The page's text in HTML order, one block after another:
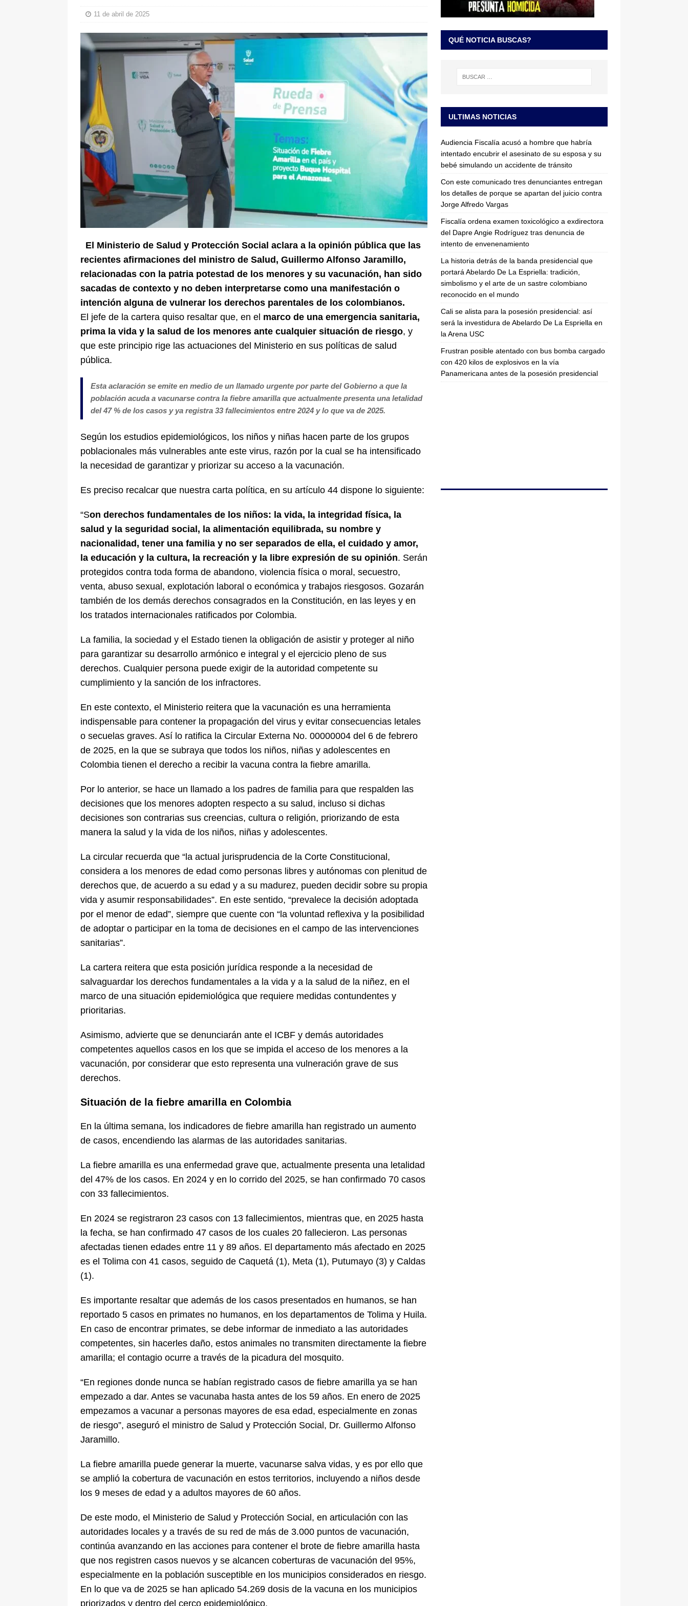
De La Espriella en la Arena USC LO ÚLTIMO
11 de abril de 2025
El Ministerio de Salud y Protección Social aclara a la opinión pública que las
recientes afirmaciones del ministro de Salud, Guillermo Alfonso Jaramillo,
relacionadas con la patria potestad de los menores y su vacunación, han sido
sacadas de contexto y no deben interpretarse como una manifestación o
intención alguna de vulnerar los derechos parentales de los colombianos.
El jefe de la cartera quiso resaltar que, en el marco de una emergencia sanitaria,
prima la vida y la salud de los menores ante cualquier situación de riesgo, y
que este principio rige las actuaciones del Ministerio en sus políticas de salud
pública.
Esta aclaración se emite en medio de un llamado urgente por parte del Gobierno a que la
población acuda a vacunarse contra la fiebre amarilla que actualmente presenta una letalidad
del 47 % de los casos y ya registra 33 fallecimientos entre 2024 y lo que va de 2025.
Según los estudios epidemiológicos, los niños y niñas hacen parte de los grupos
poblacionales más vulnerables ante este virus, razón por la cual se ha intensificado
la necesidad de garantizar y priorizar su acceso a la vacunación.
Es preciso recalcar que nuestra carta política, en su artículo 44 dispone lo siguiente:
“Son derechos fundamentales de los niños: la vida, la integridad física, la
salud y la seguridad social, la alimentación equilibrada, su nombre y
nacionalidad, tener una familia y no ser separados de ella, el cuidado y amor,
la educación y la cultura, la recreación y la libre expresión de su opinión. Serán
protegidos contra toda forma de abandono, violencia física o moral, secuestro,
venta, abuso sexual, explotación laboral o económica y trabajos riesgosos. Gozarán
también de los demás derechos consagrados en la Constitución, en las leyes y en
los tratados internacionales ratificados por Colombia.
La familia, la sociedad y el Estado tienen la obligación de asistir y proteger al niño
para garantizar su desarrollo armónico e integral y el ejercicio pleno de sus
derechos. Cualquier persona puede exigir de la autoridad competente su
cumplimiento y la sanción de los infractores.
En este contexto, el Ministerio reitera que la vacunación es una herramienta
indispensable para contener la propagación del virus y evitar consecuencias letales
o secuelas graves. Así lo ratifica la Circular Externa No. 00000004 del 6 de febrero
de 2025, en la que se subraya que todos los niños, niñas y adolescentes en
Colombia tienen el derecho a recibir la vacuna contra la fiebre amarilla.
Por lo anterior, se hace un llamado a los padres de familia para que respalden las
decisiones que los menores adopten respecto a su salud, incluso si dichas
decisiones son contrarias sus creencias, cultura o religión, priorizando de esta
manera la salud y la vida de los niños, niñas y adolescentes.
La circular recuerda que “la actual jurisprudencia de la Corte Constitucional,
considera a los menores de edad como personas libres y autónomas con plenitud de
derechos que, de acuerdo a su edad y a su madurez, pueden decidir sobre su propia
vida y asumir responsabilidades”. En este sentido, “prevalece la decisión adoptada
por el menor de edad”, siempre que cuente con “la voluntad reflexiva y la posibilidad
de adoptar o participar en la toma de decisiones en el campo de las intervenciones
sanitarias”.
La cartera reitera que esta posición jurídica responde a la necesidad de
salvaguardar los derechos fundamentales a la vida y a la salud de la niñez, en el
marco de una situación epidemiológica que requiere medidas contundentes y
prioritarias.
Asimismo, advierte que se denunciarán ante el ICBF y demás autoridades
competentes aquellos casos en los que se impida el acceso de los menores a la
vacunación, por considerar que esto representa una vulneración grave de sus
derechos.
Situación de la fiebre amarilla en Colombia
En la última semana, los indicadores de fiebre amarilla han registrado un aumento
de casos, encendiendo las alarmas de las autoridades sanitarias.
La fiebre amarilla es una enfermedad grave que, actualmente presenta una letalidad
del 47% de los casos. En 2024 y en lo corrido del 2025, se han confirmado 70 casos
con 33 fallecimientos.
En 2024 se registraron 23 casos con 13 fallecimientos, mientras que, en 2025 hasta
la fecha, se han confirmado 47 casos de los cuales 20 fallecieron. Las personas
afectadas tienen edades entre 11 y 89 años. El departamento más afectado en 2025
es el Tolima con 41 casos, seguido de Caquetá (1), Meta (1), Putumayo (3) y Caldas
(1).
Es importante resaltar que además de los casos presentados en humanos, se han
reportado 5 casos en primates no humanos, en los departamentos de Tolima y Huila.
En caso de encontrar primates, se debe informar de inmediato a las autoridades
competentes, sin hacerles daño, estos animales no transmiten directamente la fiebre
amarilla; el contagio ocurre a través de la picadura del mosquito.
“En regiones donde nunca se habían registrado casos de fiebre amarilla ya se han
empezado a dar. Antes se vacunaba hasta antes de los 59 años. En enero de 2025
empezamos a vacunar a personas mayores de esa edad, especialmente en zonas
de riesgo”, aseguró el ministro de Salud y Protección Social, Dr. Guillermo Alfonso
Jaramillo.
La fiebre amarilla puede generar la muerte, vacunarse salva vidas, y es por ello que
se amplió la cobertura de vacunación en estos territorios, incluyendo a niños desde
los 9 meses de edad y a adultos mayores de 60 años.
De este modo, el Ministerio de Salud y Protección Social, en articulación con las
autoridades locales y a través de su red de más de 3.000 puntos de vacunación,
continúa avanzando en las acciones para contener el brote de fiebre amarilla hasta
que nos registren casos nuevos y se alcancen coberturas de vacunación del 95%,
especialmente en la población susceptible en los municipios considerados en riesgo.
En lo que va de 2025 se han aplicado 54.269 dosis de la vacuna en los municipios
priorizados y dentro del cerco epidemiológico.
QUÉ NOTICIA BUSCAS?
ULTIMAS NOTICIAS
Audiencia Fiscalía acusó a hombre que habría
intentado encubrir el asesinato de su esposa y su
bebé simulando un accidente de tránsito
Con este comunicado tres denunciantes entregan
los detalles de porque se apartan del juicio contra
Jorge Alfredo Vargas
Fiscalía ordena examen toxicológico a exdirectora
del Dapre Angie Rodríguez tras denuncia de
intento de envenenamiento
La historia detrás de la banda presidencial que
portará Abelardo De La Espriella: tradición,
simbolismo y el arte de un sastre colombiano
reconocido en el mundo
Cali se alista para la posesión presidencial: así
será la investidura de Abelardo De La Espriella en
la Arena USC
Frustran posible atentado con bus bomba cargado
con 420 kilos de explosivos en la vía
Panamericana antes de la posesión presidencial